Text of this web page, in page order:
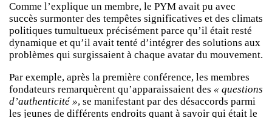
Comme l’explique un membre, le PYM avait pu avec
succès surmonter des tempêtes significatives et des climats
politiques tumultueux précisément parce qu’il était resté
dynamique et qu’il avait tenté d’intégrer des solutions aux
problèmes qui surgissaient à chaque avatar du mouvement.
Par exemple, après la première conférence, les membres
fondateurs remarquèrent qu’apparaissaient des « questions
d’authenticité », se manifestant par des désaccords parmi
les jeunes de différents endroits quant à savoir qui était le